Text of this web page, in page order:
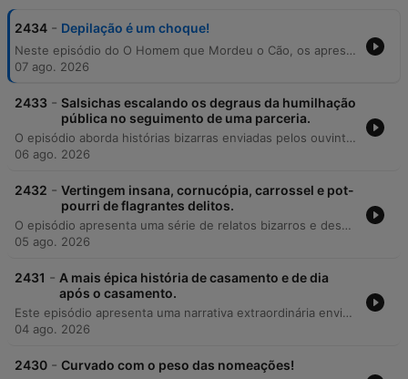
2434 - Depilação é um choque!
Neste episódio do O Homem que Mordeu o Cão, os apresentadores partilham relatos hilariantes e desastrosos sobre experiências de depilação caseira. A primeira história detalha a tentativa de um ouvinte de poupar 15 euros ao utilizar cera de micro-ondas, resultando em queimaduras faciais e na destruição de uma peça de roupa nova pouco antes do seu casamento. A segunda narrativa explora um incidente de depilação com máquina numa zona de natureza, onde uma nuvem de pelos cortados acabou por voar para a varanda de um desconhecido. O episódio serve como um aviso cómico sobre os perigos de tentar realizar procedimentos estéticos sem o auxílio de profissionais credenciados.
07 ago. 2026
2433 - Salsichas escalando os degraus da humilhação
pública no seguimento de uma parceria.
O episódio aborda histórias bizarras enviadas pelos ouvintes sobre situações de flagrante e humilhação pública. O conteúdo explora relatos de comportamentos estranhos no ambiente de trabalho, como o consumo de água de conserva de salsicha, e incidentes físicos envolvendo escadas rolantes e objetos pessoais. Além disso, o programa discute a frustração com chamadas de telemarketing invasivas, apresentando um relato detalhado de uma interação tensa entre um ouvinte e um operador de vendas que culminou no encerramento abrupto da chamada.
06 ago. 2026
2432 - Vertingem insana, cornucópia, carrossel e pot-
pourri de flagrantes delitos.
O episódio apresenta uma série de relatos bizarros e desconfortáveis extraídos do Reddit sobre flagrantes de comportamentos inusitados. Os apresentadores exploram histórias que variam desde hábitos alimentares repulsivos, como comer bananas ou burritos de forma animalesca, até situações de exposição pública em casas de banho e um incidente extremo envolvendo um cinzeiro num terraço em Denver. O tom alterna entre o humor escatológico e o choque diante de comportamentos sociais bizarros.
05 ago. 2026
2431 - A mais épica história de casamento e de dia
após o casamento.
Este episódio apresenta uma narrativa extraordinária enviada por um ouvinte da comunidade Reddit HQMC, detalhando uma sucessão de eventos caóticos que ocorreram durante e logo após o seu casamento. A história começa com os preparativos tensos sob a supervisão de um padre rigoroso e envolve um transporte em carro clássico dos anos 30 sob chuva, mas atinge o ápice com a revelação inesperada de uma gravidez oculta da cunhada. A narrativa percorre desde o stress do dia da cerimónia até ao drama do nascimento de um bebé em casa de uma amiga, tudo num intervalo de apenas dois dias. O relato explora temas como a negação, as surpresas familiares e a capacidade de lidar com imprevistos que transformam um evento planeado numa experiência absolutamente imprevisível.
04 ago. 2026
2430 - Curvado com o peso das nomeações!